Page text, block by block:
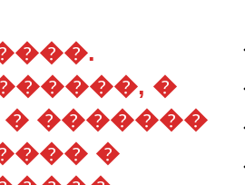
�
�������
�